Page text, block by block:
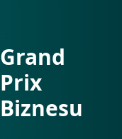
Grand
Prix
Biznesu